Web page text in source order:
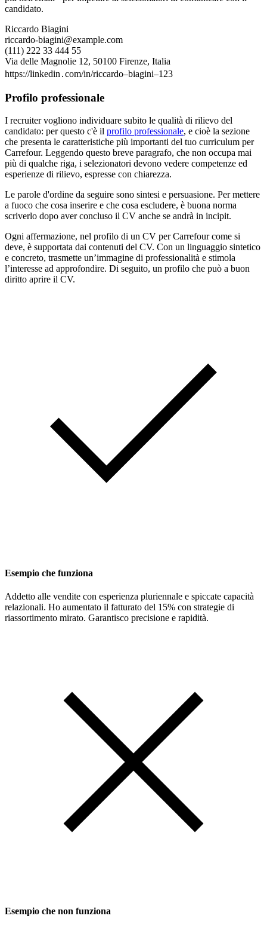
candidato.
Riccardo Biagini
riccardo-biagini@example.com
(111) 222 33 444 55
Via delle Magnolie 12, 50100 Firenze, Italia
https://linkedin․com/in/riccardo–biagini–123
Profilo professionale
I recruiter vogliono individuare subito le qualità di rilievo del
candidato: per questo c'è il profilo professionale, e cioè la sezione
che presenta le caratteristiche più importanti del tuo curriculum per
Carrefour. Leggendo questo breve paragrafo, che non occupa mai
più di qualche riga, i selezionatori devono vedere competenze ed
esperienze di rilievo, espresse con chiarezza.
Le parole d'ordine da seguire sono sintesi e persuasione. Per mettere
a fuoco che cosa inserire e che cosa escludere, è buona norma
scriverlo dopo aver concluso il CV anche se andrà in incipit.
Ogni affermazione, nel profilo di un CV per Carrefour come si
deve, è supportata dai contenuti del CV. Con un linguaggio sintetico
e concreto, trasmette un’immagine di professionalità e stimola
l’interesse ad approfondire. Di seguito, un profilo che può a buon
diritto aprire il CV.
Esempio che funziona
Addetto alle vendite con esperienza pluriennale e spiccate capacità
relazionali. Ho aumentato il fatturato del 15% con strategie di
riassortimento mirato. Garantisco precisione e rapidità.
Esempio che non funziona